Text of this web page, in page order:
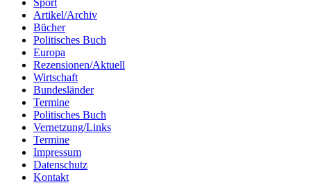
Artikel/Archiv
Bücher
Politisches Buch
Europa
Rezensionen/Aktuell
Wirtschaft
Bundesländer
Termine
Politisches Buch
Vernetzung/Links
Termine
Impressum
Datenschutz
Kontakt